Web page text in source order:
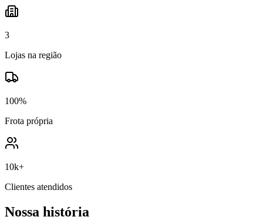
3
Lojas na região
100%
Frota própria
10k+
Clientes atendidos
Nossa história